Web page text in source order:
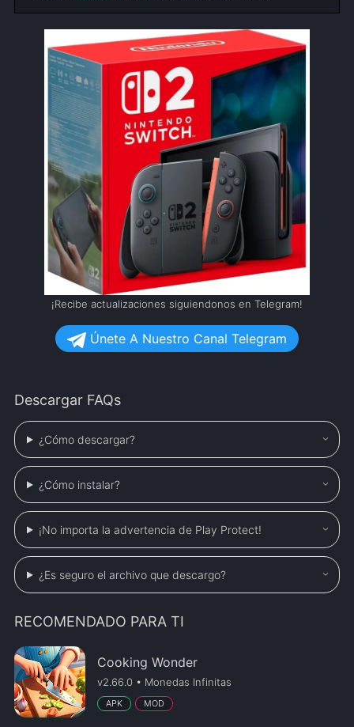
¡Recibe actualizaciones siguiendonos en Telegram!
Únete A Nuestro Canal Telegram
Descargar FAQs
¿Cómo descargar?
¿Cómo instalar?
¡No importa la advertencia de Play Protect!
¿Es seguro el archivo que descargo?
RECOMENDADO PARA TI
Cooking Wonder
v2.66.0 • Monedas Infinitas
APK MOD